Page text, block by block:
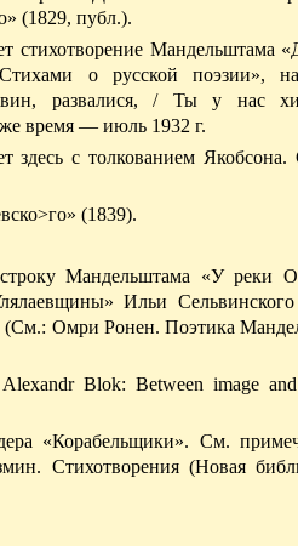
(1829, публ.).
стихотворение Мандельштама
о русской поэзии»,
развалися, / Ты у нас
время — июль 1932 г.
здесь с толкованием
>го» (1839).
строку Мандельштама «У реки
» Ильи
(См.: Омри Ронен.Поэтика
Blok: Between image
«Корабельщики». См.
Стихотворения (Новая